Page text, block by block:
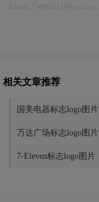
相关文章推荐
国美电器标志logo图片
万达广场标志logo图片
7-Eleven标志logo图片